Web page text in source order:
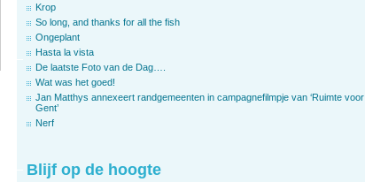
Krop
So long, and thanks for all the fish
Ongeplant
Hasta la vista
De laatste Foto van de Dag….
Wat was het goed!
Jan Matthys annexeert randgemeenten in campagnefilmpje van ‘Ruimte voor
Gent’
Nerf
Blijf op de hoogte